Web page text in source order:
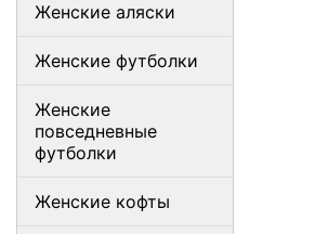
Женские аляски
Женские футболки
Женские
повседневные
футболки
Женские кофты